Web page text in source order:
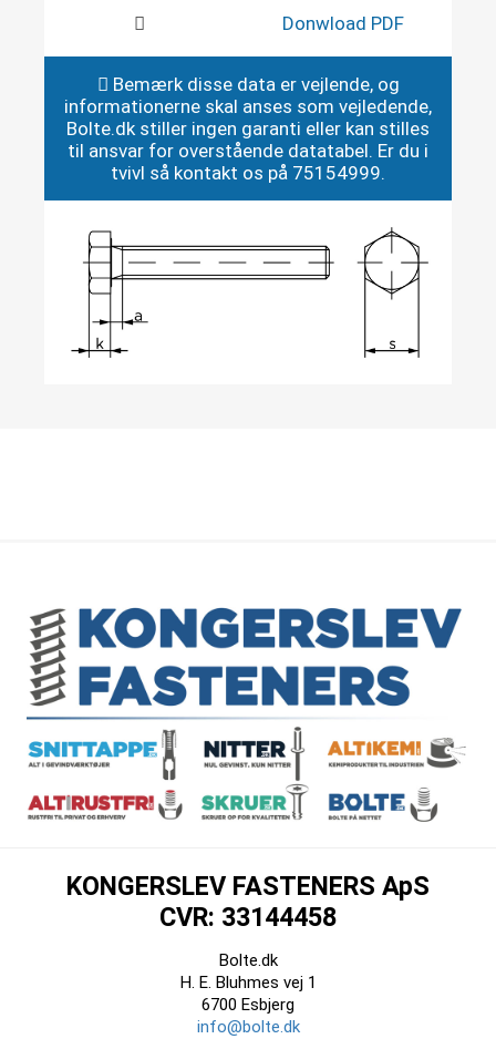
Donwload PDF
Bemærk disse data er vejlende, og
informationerne skal anses som vejledende,
Bolte.dk stiller ingen garanti eller kan stilles
til ansvar for overstående datatabel. Er du i
tvivl så kontakt os på 75154999.
KONGERSLEV FASTENERS ApS
CVR: 33144458
Bolte.dk
H. E. Bluhmes vej 1
6700 Esbjerg
info@bolte.dk